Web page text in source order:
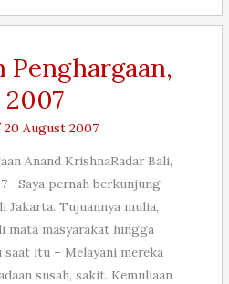
Penghargaan,
2007
20 August 2007
Anand KrishnaRadar Bali,
Saya pernah berkunjung
Jakarta. Tujuannya mulia,
mata masyarakat hingga
itu – Melayani mereka
susah, sakit. Kemuliaan